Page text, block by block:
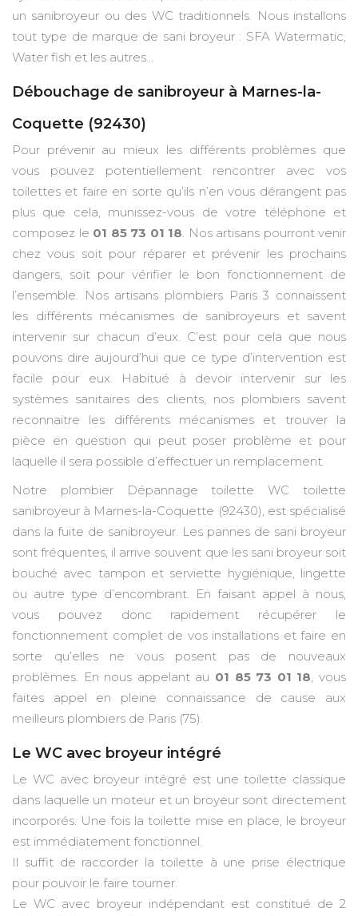
un sanibroyeur ou des WC traditionnels. Nous installons
tout type de marque de sani broyeur : SFA Watermatic,
Water fish et les autres...
Débouchage de sanibroyeur à Marnes-la-
Coquette (92430)
Pour prévenir au mieux les différents problèmes que
vous pouvez potentiellement rencontrer avec vos
toilettes et faire en sorte qu’ils n’en vous dérangent pas
plus que cela, munissez-vous de votre téléphone et
composez le 01 85 73 01 18. Nos artisans pourront venir
chez vous soit pour réparer et prévenir les prochains
dangers, soit pour vérifier le bon fonctionnement de
l’ensemble. Nos artisans plombiers Paris 3 connaissent
les différents mécanismes de sanibroyeurs et savent
intervenir sur chacun d’eux. C’est pour cela que nous
pouvons dire aujourd’hui que ce type d’intervention est
facile pour eux. Habitué à devoir intervenir sur les
systèmes sanitaires des clients, nos plombiers savent
reconnaitre les différents mécanismes et trouver la
pièce en question qui peut poser problème et pour
laquelle il sera possible d’effectuer un remplacement.
Notre plombier Dépannage toilette WC toilette
sanibroyeur à Marnes-la-Coquette (92430), est spécialisé
dans la fuite de sanibroyeur. Les pannes de sani broyeur
sont fréquentes, il arrive souvent que les sani broyeur soit
bouché avec tampon et serviette hygiénique, lingette
ou autre type d’encombrant. En faisant appel à nous,
vous pouvez donc rapidement récupérer le
fonctionnement complet de vos installations et faire en
sorte qu’elles ne vous posent pas de nouveaux
problèmes. En nous appelant au 01 85 73 01 18, vous
faites appel en pleine connaissance de cause aux
meilleurs plombiers de Paris (75).
Le WC avec broyeur intégré
Le WC avec broyeur intégré est une toilette classique
dans laquelle un moteur et un broyeur sont directement
incorporés. Une fois la toilette mise en place, le broyeur
est immédiatement fonctionnel.
Il suffit de raccorder la toilette à une prise électrique
pour pouvoir le faire tourner.
Le WC avec broyeur indépendant est constitué de 2